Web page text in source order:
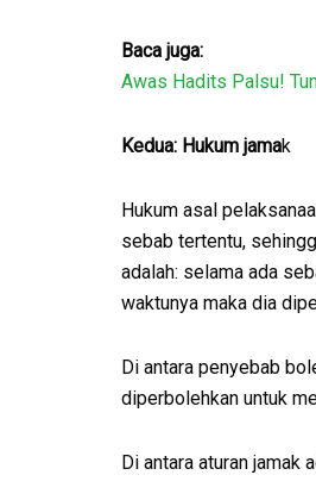
Baca juga:
Awas Hadits Palsu!
Kedua: Hukum jamak
Hukum asal
sebab tertentu,
adalah: selama ada
waktunya maka dia
Di antara penyebab
diperbolehkan untuk
Di antara aturan jamak